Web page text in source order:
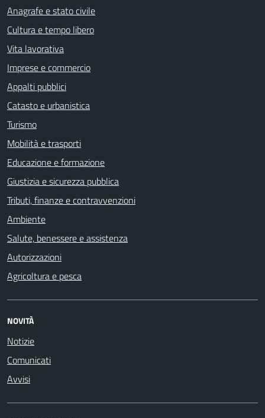
Anagrafe e stato civile
Cultura e tempo libero
Vita lavorativa
Imprese e commercio
Appalti pubblici
Catasto e urbanistica
Turismo
Mobilità e trasporti
Educazione e formazione
Giustizia e sicurezza pubblica
Tributi, finanze e contravvenzioni
Ambiente
Salute, benessere e assistenza
Autorizzazioni
Agricoltura e pesca
NOVITÀ
Notizie
Comunicati
Avvisi